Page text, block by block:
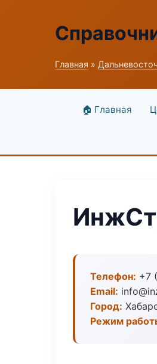
Главная »
🏠 Главная
Телефон: +7
Email:
Город:
Режим